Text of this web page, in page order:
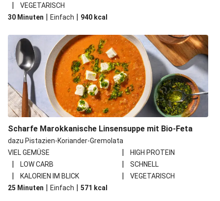
|
VEGETARISCH
30 Minuten | Einfach | 940 kcal
Scharfe Marokkanische Linsensuppe mit Bio-Feta
dazu Pistazien-Koriander-Gremolata
VIEL GEMÜSE
| HIGH PROTEIN
| LOW CARB | SCHNELL
| KALORIEN IM BLICK |
VEGETARISCH
25 Minuten | Einfach | 571 kcal